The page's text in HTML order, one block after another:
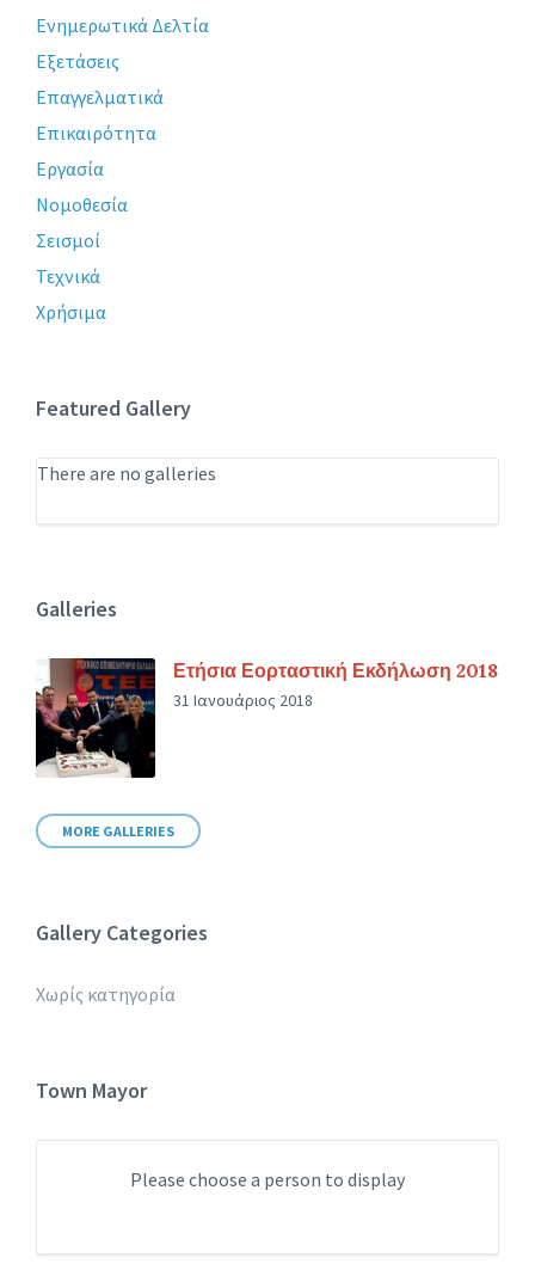
Ενημερωτικά Δελτία
Εξετάσεις
Επαγγελματικά
Επικαιρότητα
Εργασία
Νομοθεσία
Σεισμοί
Τεχνικά
Χρήσιμα
Featured Gallery
There are no galleries
Galleries
Ετήσια Εορταστική Εκδήλωση 2018
31 Ιανουάριος 2018
MORE GALLERIES
Gallery Categories
Χωρίς κατηγορία
Town Mayor
Please choose a person to display